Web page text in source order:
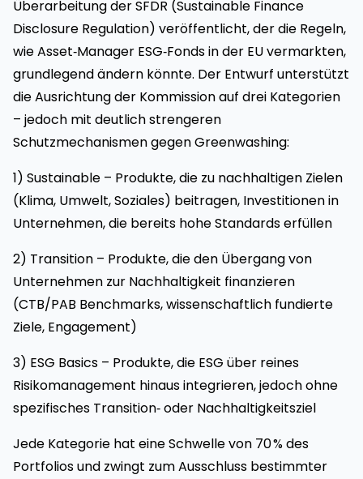
Überarbeitung der SFDR (Sustainable Finance
Disclosure Regulation) veröffentlicht, der die Regeln,
wie Asset‑Manager ESG‑Fonds in der EU vermarkten,
grundlegend ändern könnte. Der Entwurf unterstützt
die Ausrichtung der Kommission auf drei Kategorien
– jedoch mit deutlich strengeren
Schutzmechanismen gegen Greenwashing:
1) Sustainable – Produkte, die zu nachhaltigen Zielen
(Klima, Umwelt, Soziales) beitragen, Investitionen in
Unternehmen, die bereits hohe Standards erfüllen
2) Transition – Produkte, die den Übergang von
Unternehmen zur Nachhaltigkeit finanzieren
(CTB/PAB Benchmarks, wissenschaftlich fundierte
Ziele, Engagement)
3) ESG Basics – Produkte, die ESG über reines
Risikomanagement hinaus integrieren, jedoch ohne
spezifisches Transition‑ oder Nachhaltigkeitsziel
Jede Kategorie hat eine Schwelle von 70 % des
Portfolios und zwingt zum Ausschluss bestimmter